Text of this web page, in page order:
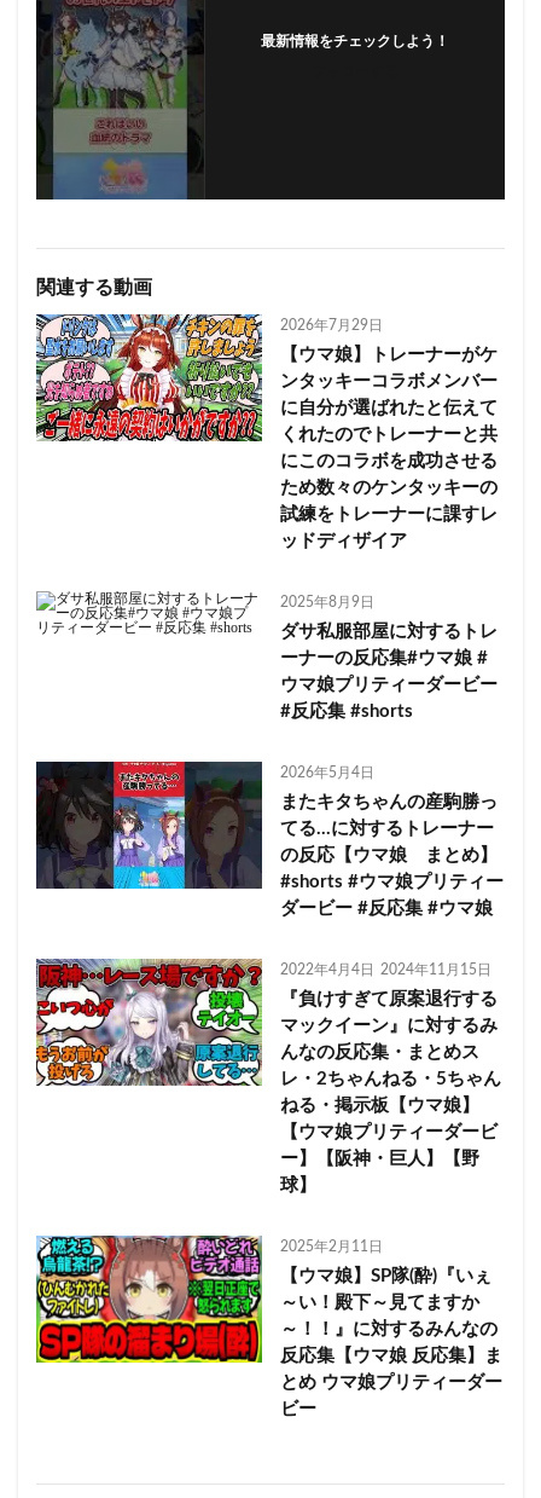
最新情報をチェックしよう！
関連する動画
2026年7月29日
【ウマ娘】トレーナーがケ
ンタッキーコラボメンバー
に自分が選ばれたと伝えて
くれたのでトレーナーと共
にこのコラボを成功させる
ため数々のケンタッキーの
試練をトレーナーに課すレ
ッドディザイア
2025年8月9日
ダサ私服部屋に対するトレ
ーナーの反応集#ウマ娘 #
ウマ娘プリティーダービー
#反応集 #shorts
2026年5月4日
またキタちゃんの産駒勝っ
てる…に対するトレーナー
の反応【ウマ娘 まとめ】
#shorts #ウマ娘プリティー
ダービー #反応集 #ウマ娘
2022年4月4日 2024年11月15日
『負けすぎて原案退行する
マックイーン』に対するみ
んなの反応集・まとめス
レ・2ちゃんねる・5ちゃん
ねる・掲示板【ウマ娘】
【ウマ娘プリティーダービ
ー】【阪神・巨人】【野
球】
2025年2月11日
【ウマ娘】SP隊(酔)『いぇ
～い！殿下～見てますか
～！！』に対するみんなの
反応集【ウマ娘 反応集】ま
とめ ウマ娘プリティーダー
ビー